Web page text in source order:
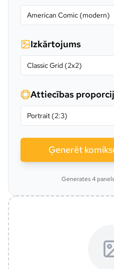
American Comic (modern)
Izkārtojums
Classic Grid (2x2)
Attiecības
Portrait (2:3)
Ģenerēt
Generates 4